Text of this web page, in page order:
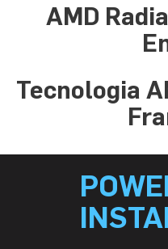
AMD
Tecnologia